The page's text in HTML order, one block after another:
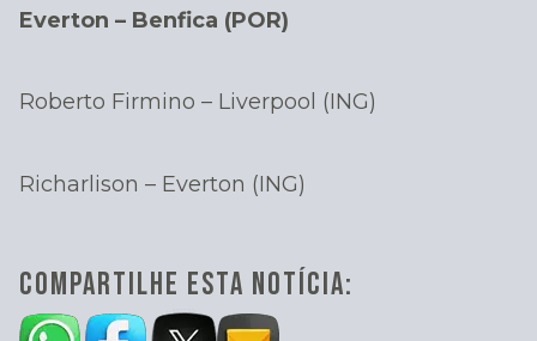
Everton – Benfica (POR)
Roberto Firmino – Liverpool (ING)
Richarlison – Everton (ING)
COMPARTILHE ESTA NOTÍCIA: